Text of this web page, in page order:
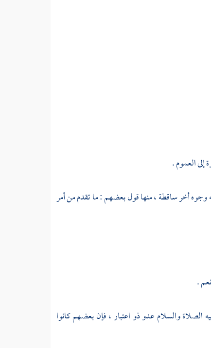
العموم .
وجوه أخر ساقطة ، منها قول بعضهم : ما تقدم من أمر
.
الصلاة والسلام عدو ذو اعتبار ، فإن بعضهم كانوا